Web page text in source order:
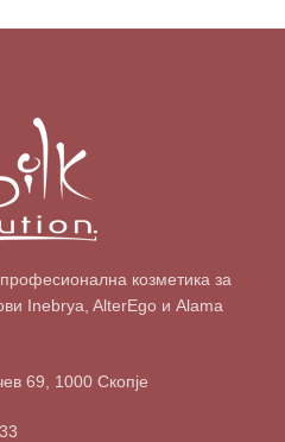
козметика за
Inebrya, AlterEgo и Alama
69, 1000 Скопје